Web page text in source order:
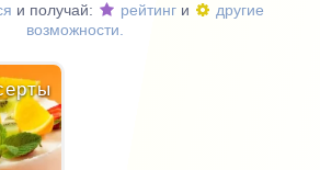
и получай: рейтинг и
другие
возможности.